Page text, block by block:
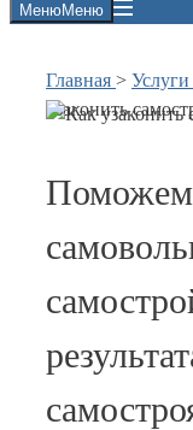
МенюМеню
Главная > Услуги
узаконить
Поможем